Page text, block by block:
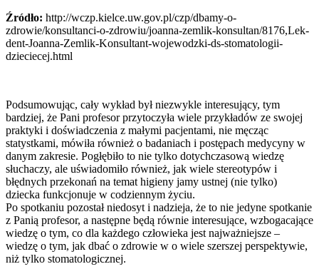
Źródło: http://wczp.kielce.uw.gov.pl/czp/dbamy-o-
zdrowie/konsultanci-o-zdrowiu/joanna-zemlik-konsultan/8176,Lek-
dent-Joanna-Zemlik-Konsultant-wojewodzki-ds-stomatologii-
dzieciecej.html
Podsumowując, cały wykład był niezwykle interesujący, tym
bardziej, że Pani profesor przytoczyła wiele przykładów ze swojej
praktyki i doświadczenia z małymi pacjentami, nie męcząc
statystkami, mówiła również o badaniach i postępach medycyny w
danym zakresie. Pogłębiło to nie tylko dotychczasową wiedzę
słuchaczy, ale uświadomiło również, jak wiele stereotypów i
błędnych przekonań na temat higieny jamy ustnej (nie tylko)
dziecka funkcjonuje w codziennym życiu.
Po spotkaniu pozostał niedosyt i nadzieja, że to nie jedyne spotkanie
z Panią profesor, a następne będą równie interesujące, wzbogacające
wiedzę o tym, co dla każdego człowieka jest najważniejsze –
wiedzę o tym, jak dbać o zdrowie w o wiele szerszej perspektywie,
niż tylko stomatologicznej.